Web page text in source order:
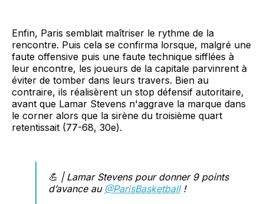
Enfin, Paris semblait maîtriser le rythme de la
rencontre. Puis cela se confirma lorsque, malgré une
faute offensive puis une faute technique sifflées à
leur encontre, les joueurs de la capitale parvinrent à
éviter de tomber dans leurs travers. Bien au
contraire, ils réalisèrent un stop défensif autoritaire,
avant que Lamar Stevens n'aggrave la marque dans
le corner alors que la sirène du troisième quart
retentissait (77-68, 30e).
💪 | Lamar Stevens pour donner 9 points
d’avance au @ParisBasketball!